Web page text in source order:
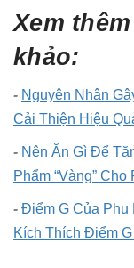
Xem
khảo:
- Nguyên Nhân
Cải Thiện Hiệu
- Nên Ăn Gì Để
Phẩm “Vàng”
- Điểm G Của
Kích Thích Điểm